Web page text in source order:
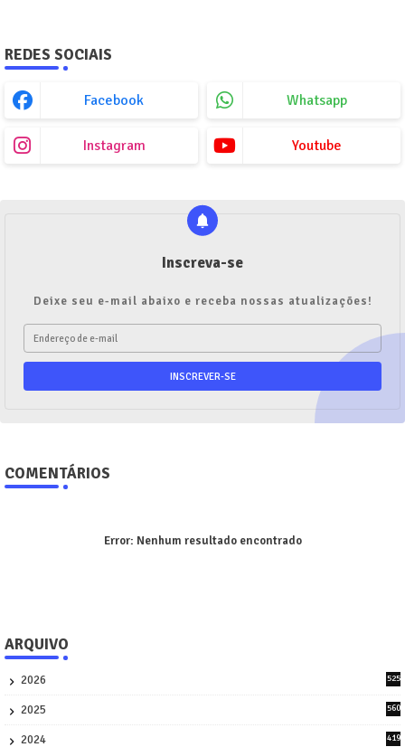
REDES SOCIAIS
Facebook Whatsapp
Instagram Youtube
Inscreva-se
Deixe seu e-mail abaixo e receba nossas atualizações!
COMENTÁRIOS
Error: Nenhum resultado encontrado
ARQUIVO
2026
525
2025
560
2024
419